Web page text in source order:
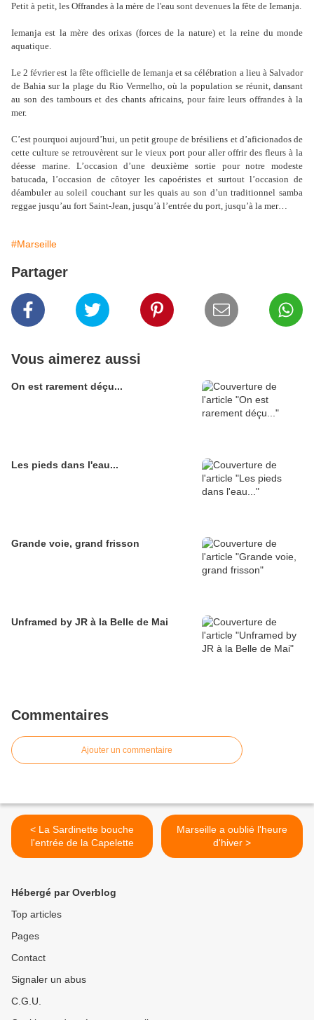
Petit à petit, les Offrandes à la mère de l'eau sont devenues la fête de Iemanja.
Iemanja est la mère des orixas (forces de la nature) et la reine du monde
aquatique.
Le 2 février est la fête officielle de Iemanja et sa célébration a lieu à Salvador
de Bahia sur la plage du Rio Vermelho, où la population se réunit, dansant
au son des tambours et des chants africains, pour faire leurs offrandes à la
mer.
C’est pourquoi aujourd’hui, un petit groupe de brésiliens et d’aficionados de
cette culture se retrouvèrent sur le vieux port pour aller offrir des fleurs à la
déesse marine. L’occasion d’une deuxième sortie pour notre modeste
batucada, l’occasion de côtoyer les capoéristes et surtout l’occasion de
déambuler au soleil couchant sur les quais au son d’un traditionnel samba
reggae jusqu’au fort Saint-Jean, jusqu’à l’entrée du port, jusqu’à la mer…
#Marseille
Partager
Vous aimerez aussi
On est rarement déçu...
Les pieds dans l'eau...
Grande voie, grand frisson
Unframed by JR à la Belle de Mai
Commentaires
Ajouter un commentaire
< La Sardinette bouche
l'entrée de la Capelette
Marseille a oublié l'heure
d'hiver >
Hébergé par Overblog
Top articles
Pages
Contact
Signaler un abus
C.G.U.